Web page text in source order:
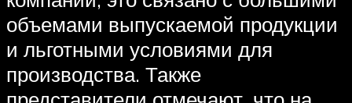
объемами выпускаемой продукции
и льготными условиями для
производства. Также